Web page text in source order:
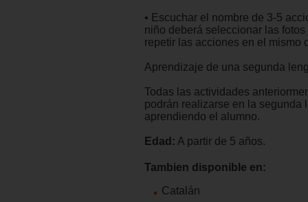
• Escuchar el nombre de 3-5
niño deberá seleccionar las
repetir las acciones en el mismo
Aprendizaje de una segunda
Todas las actividades
podrán realizarse en la segunda
aprendiendo el alumno.
Edad: A partir de 5 años.
Tambien disponible en:
Catalán